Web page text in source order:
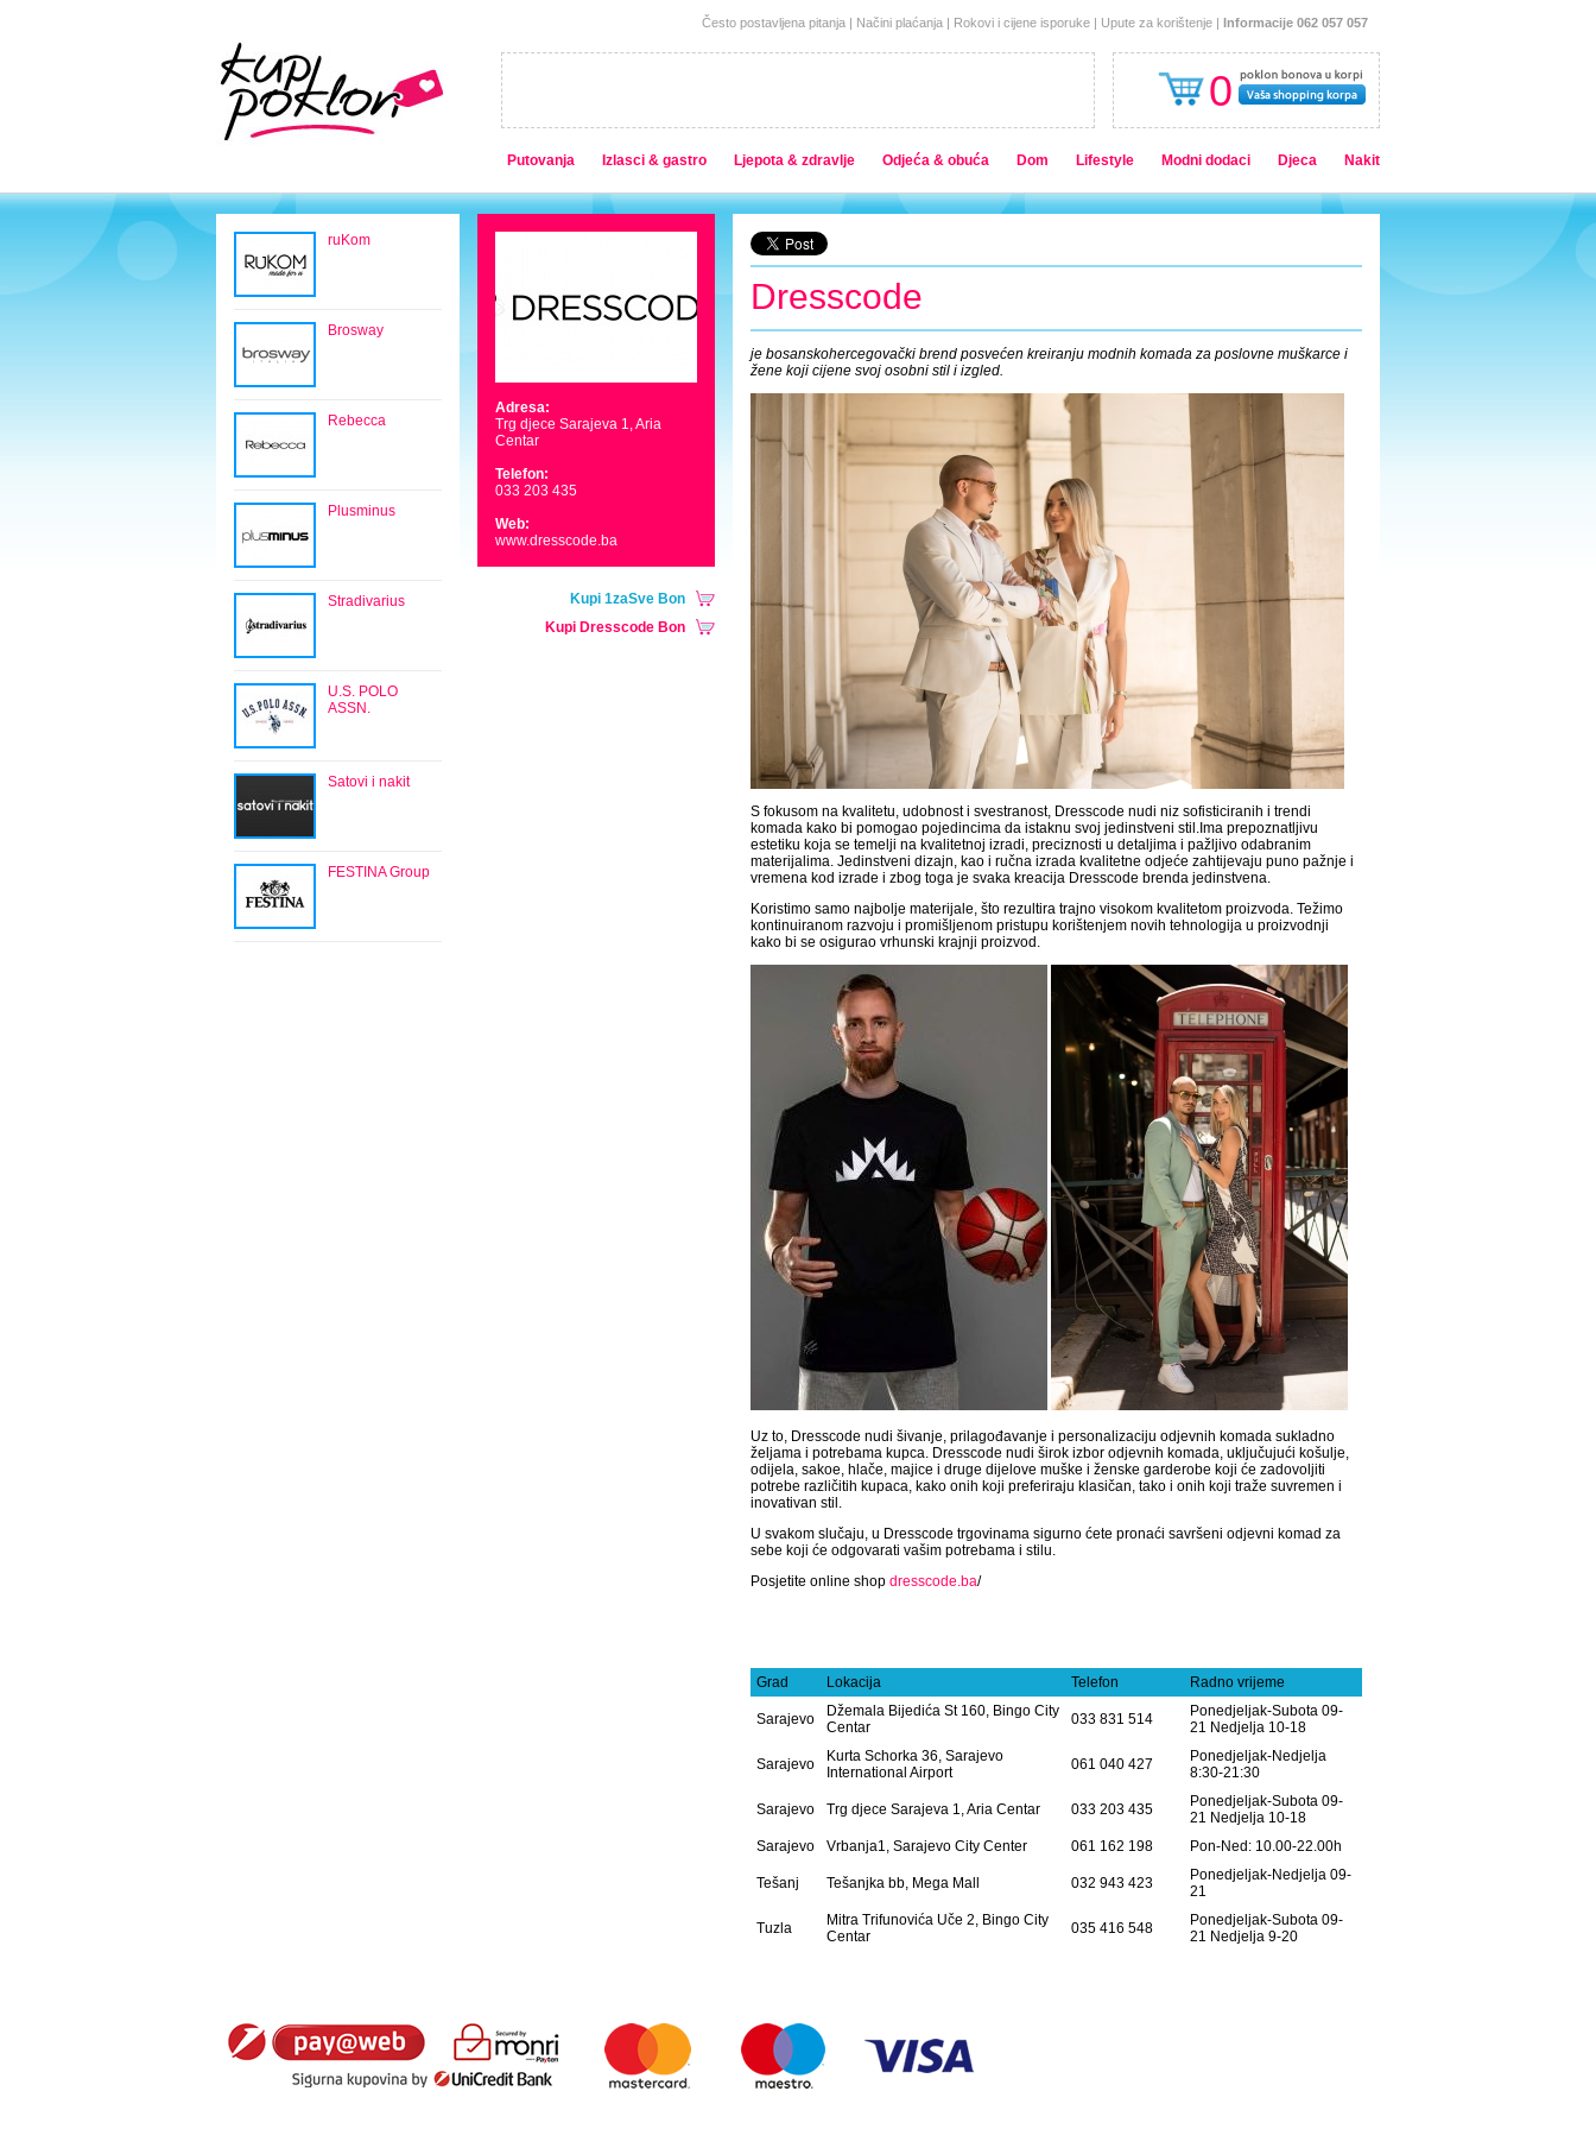
0
Često postavljena pitanja | Načini plaćanja | Rokovi i cijene isporuke | Upute za korištenje | Informacije 062 057 057
Putovanja Izlasci & gastro Ljepota & zdravlje Odjeća & obuća Dom Lifestyle Modni dodaci Djeca Nakit
ruKom
Brosway
Rebecca
Plusminus
Stradivarius
U.S. POLO
ASSN.
Satovi i nakit
FESTINA Group
Adresa:
Trg djece Sarajeva 1, Aria
Centar
Telefon:
033 203 435
Web:
www.dresscode.ba
Kupi 1zaSve Bon
Kupi Dresscode Bon
Dresscode
je bosanskohercegovački brend posvećen kreiranju modnih komada za poslovne muškarce i
žene koji cijene svoj osobni stil i izgled.
S fokusom na kvalitetu, udobnost i svestranost, Dresscode nudi niz sofisticiranih i trendi
komada kako bi pomogao pojedincima da istaknu svoj jedinstveni stil.Ima prepoznatljivu
estetiku koja se temelji na kvalitetnoj izradi, preciznosti u detaljima i pažljivo odabranim
materijalima. Jedinstveni dizajn, kao i ručna izrada kvalitetne odjeće zahtijevaju puno pažnje i
vremena kod izrade i zbog toga je svaka kreacija Dresscode brenda jedinstvena.
Koristimo samo najbolje materijale, što rezultira trajno visokom kvalitetom proizvoda. Težimo
kontinuiranom razvoju i promišljenom pristupu korištenjem novih tehnologija u proizvodnji
kako bi se osigurao vrhunski krajnji proizvod.
Uz to, Dresscode nudi šivanje, prilagođavanje i personalizaciju odjevnih komada sukladno
željama i potrebama kupca. Dresscode nudi širok izbor odjevnih komada, uključujući košulje,
odijela, sakoe, hlače, majice i druge dijelove muške i ženske garderobe koji će zadovoljiti
potrebe različitih kupaca, kako onih koji preferiraju klasičan, tako i onih koji traže suvremen i
inovativan stil.
U svakom slučaju, u Dresscode trgovinama sigurno ćete pronaći savršeni odjevni komad za
sebe koji će odgovarati vašim potrebama i stilu.
Posjetite online shop dresscode.ba/
Grad Lokacija Telefon Radno vrijeme
Sarajevo
Džemala Bijedića St 160, Bingo City
Centar
033 831 514
Ponedjeljak-Subota 09-
21 Nedjelja 10-18
Sarajevo
Kurta Schorka 36, Sarajevo
International Airport
061 040 427
Ponedjeljak-Nedjelja
8:30-21:30
Sarajevo Trg djece Sarajeva 1, Aria Centar 033 203 435
Ponedjeljak-Subota 09-
21 Nedjelja 10-18
Sarajevo
Vrbanja1, Sarajevo City Center 061 162 198 Pon-Ned: 10.00-22.00h
Tešanj Tešanjka bb, Mega Mall 032 943 423
Ponedjeljak-Nedjelja 09-
21
Tuzla
Mitra Trifunovića Uče 2, Bingo City
Centar
035 416 548
Ponedjeljak-Subota 09-
21 Nedjelja 9-20